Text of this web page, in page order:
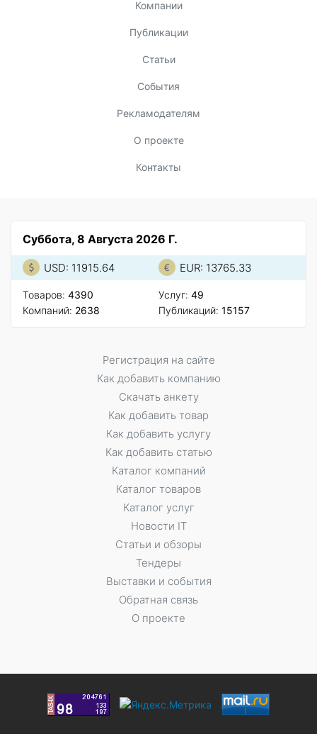
Компании
Публикации
Статьи
События
Рекламодателям
О проекте
Контакты
Суббота, 8 Августа 2026 Г.
USD: 11915.64 EUR: 13765.33
Товаров: 4390
Компаний: 2638
Услуг: 49
Публикаций: 15157
Регистрация на сайте
Как добавить компанию
Скачать анкету
Как добавить товар
Как добавить услугу
Как добавить статью
Каталог компаний
Каталог товаров
Каталог услуг
Новости IT
Статьи и обзоры
Тендеры
Выставки и события
Обратная связь
О проекте